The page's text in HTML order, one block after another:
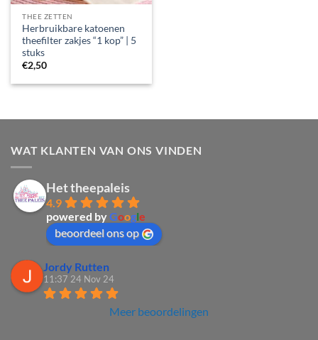
THEE ZETTEN
Herbruikbare katoenen
theefilter zakjes “1 kop” | 5
stuks
€2,50
WAT KLANTEN VAN ONS VINDEN
Het theepaleis
4.9
powered byGoogle
beoordeel ons op
Jordy Rutten
11:37 24 Nov 24
Meer beoordelingen